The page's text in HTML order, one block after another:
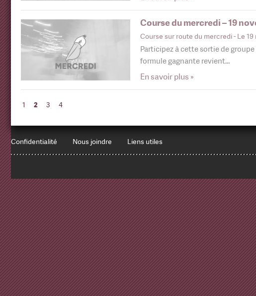
Course du mercredi – 19
Course sur route du mercredi- Le
Participez à cette sortie de
formule gagnante revient…
En savoir plus »
1 2 3 4
Confidentialité Nous joindre Liens utiles